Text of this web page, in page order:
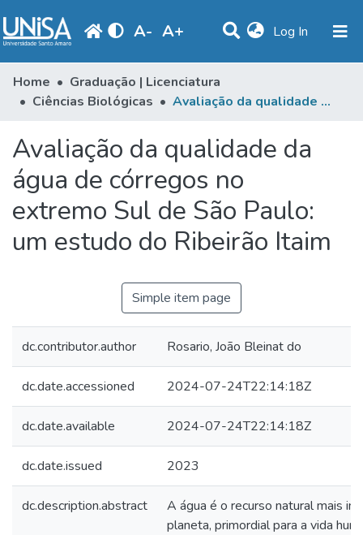
A- A+ Log In (current)
Communities & Collections
Browse
Produção Docente
Library
Periodicals
Home
Graduação | Licenciatura
Ciências Biológicas
Avaliação da qualidade da água de córregos no extremo Sul de São Paulo: um estudo do Ribeirão Itaim
Avaliação da qualidade da
água de córregos no
extremo Sul de São Paulo:
um estudo do Ribeirão Itaim
Simple item page
dc.contributor.author Rosario, João Bleinat do
dc.date.accessioned 2024-07-24T22:14:18Z
dc.date.available 2024-07-24T22:14:18Z
dc.date.issued 2023
dc.description.abstract
A água é o recurso natural mais
planeta, primordial para a vida